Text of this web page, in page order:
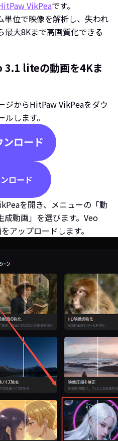
VikPeaです。
単位で映像を解析し、失われ
最大8Kまで高画質化できる
liteの動画を4Kま
ジからHitPaw VikPeaをダウ
します。
を開き、メニューの「動
成動画」を選びます。Veo
アップロードします。